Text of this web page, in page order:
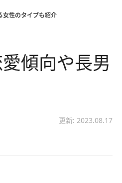
性のタイプも紹介
傾向や長男
更新: 2023.08.17